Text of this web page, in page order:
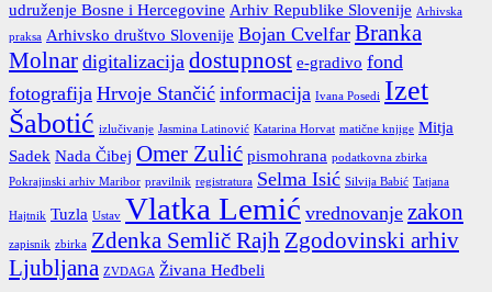
udruženje Bosne i Hercegovine Arhiv Republike Slovenije Arhivska
praksa Arhivsko društvo Slovenije Bojan Cvelfar Branka
Molnar digitalizacija dostupnost e-gradivo fond
fotografija Hrvoje Stančić informacija Ivana Posedi Izet
Šabotić izlučivanje Jasmina Latinović Katarina Horvat matične knjige Mitja
Sadek Nada Čibej Omer Zulić pismohrana podatkovna zbirka
Pokrajinski arhiv Maribor pravilnik registratura Selma Isić Silvija Babić Tatjana
Hajtnik Tuzla Ustav Vlatka Lemić vrednovanje zakon
zapisnik zbirka Zdenka Semlič Rajh Zgodovinski arhiv
Ljubljana ZVDAGA Živana Heđbeli